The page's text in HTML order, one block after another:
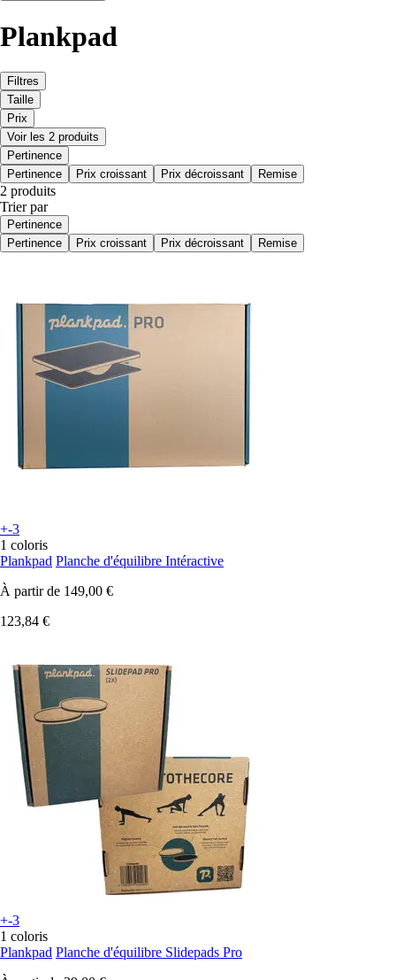
Plankpad
Filtres
Taille
Prix
Voir les 2 produits
Pertinence
Pertinence
Prix croissant Prix décroissant Remise
2 produits
Trier par
Pertinence
Pertinence
Prix croissant Prix décroissant Remise
+-3
1 coloris
Plankpad Planche d'équilibre Intéractive
À partir de 149,00 €
123,84 €
+-3
1 coloris
Plankpad Planche d'équilibre Slidepads Pro